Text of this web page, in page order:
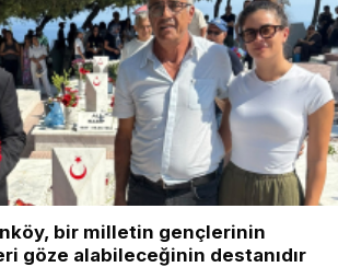
bir milletin gençlerinin
göze alabileceğinin destanıdır